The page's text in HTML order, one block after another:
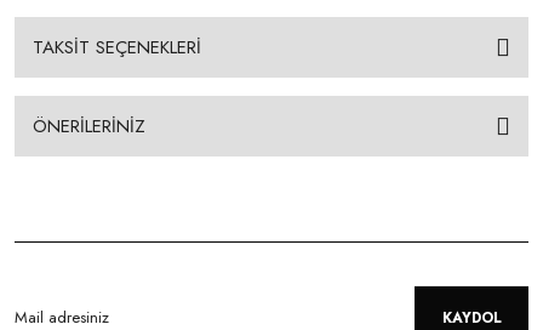
TAKSİT SEÇENEKLERİ
ÖNERİLERİNİZ
KAYDOL